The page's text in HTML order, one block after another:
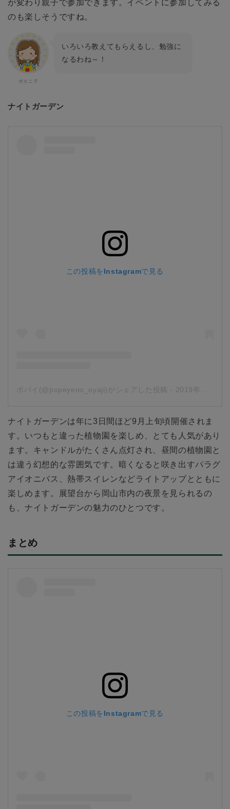
が変わり親子で参加できます。イベントに参加してみる
のも楽しそうですね。
いろいろ教えてもらえるし、勉強に
なるわね～！
ナイトガーデン
この投稿をInstagramで見る
ポパイ(@popeyeno_oyaji)がシェアした投稿 - 2019年 8月月31日午前8時48分PDT
ナイトガーデンは年に3日間ほど9月上旬頃開催されま
す。いつもと違った植物園を楽しめ、とても人気があり
ます。キャンドルがたくさん点灯され、昼間の植物園と
は違う幻想的な雰囲気です。暗くなると咲き出すパラグ
アイオニバス、熱帯スイレンなどライトアップとともに
楽しめます。展望台から岡山市内の夜景を見られるの
も、ナイトガーデンの魅力のひとつです。
まとめ
この投稿をInstagramで見る